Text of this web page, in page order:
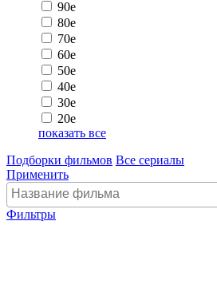
90e
80e
70e
60e
50e
40e
30e
20e
показать все
Подборки фильмов Все сериалы
Применить
Фильтры